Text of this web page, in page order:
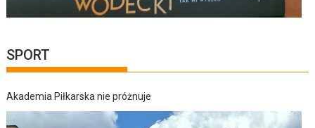
SPORT
Akademia Piłkarska nie próżnuje